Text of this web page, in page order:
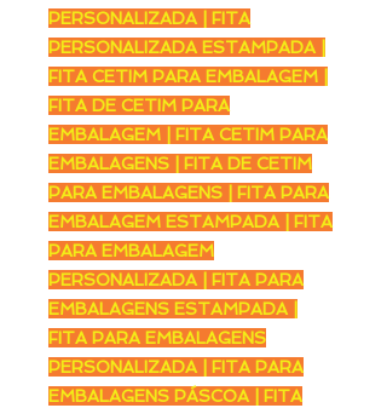
PERSONALIZADA | FITA
PERSONALIZADA ESTAMPADA |
FITA CETIM PARA EMBALAGEM |
FITA DE CETIM PARA
EMBALAGEM | FITA CETIM PARA
EMBALAGENS | FITA DE CETIM
PARA EMBALAGENS | FITA PARA
EMBALAGEM ESTAMPADA | FITA
PARA EMBALAGEM
PERSONALIZADA | FITA PARA
EMBALAGENS ESTAMPADA |
FITA PARA EMBALAGENS
PERSONALIZADA | FITA PARA
EMBALAGENS PÁSCOA | FITA